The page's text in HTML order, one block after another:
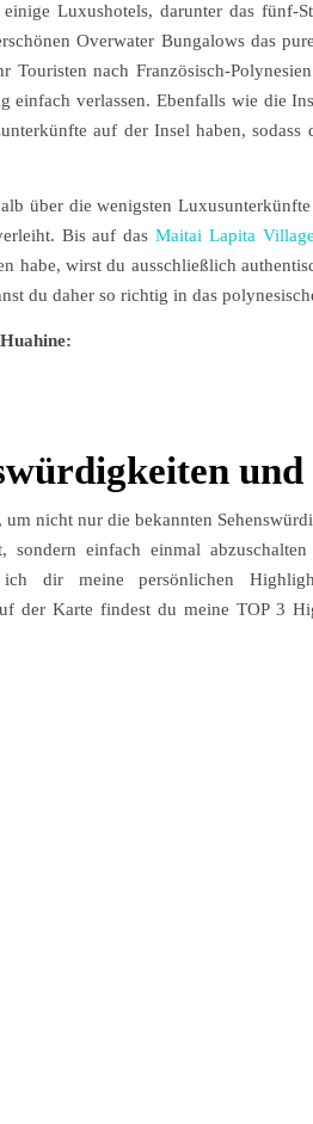
Luxushotels, darunter das fünf-
Overwater Bungalows das
Touristen nach Französisch-
einfach verlassen. Ebenfalls wie die
auf der Insel haben,
über die wenigsten
Bis auf das Maitai Lapita
habe, wirst du ausschließlich
du daher so richtig in das
und
nicht nur die bekannten
einfach einmal
dir meine persönlichen
der Karte findest du meine TOP 3